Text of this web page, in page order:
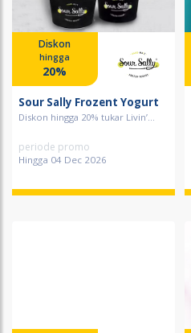
Diskon
hingga
20%
Sour Sally Frozent Yogurt
Diskon hingga 20% tukar Livin’...
periode promo
Hingga 04 Dec 2026